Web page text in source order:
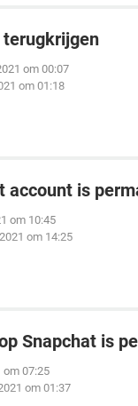
terugkrijgen
om 00:07
om 01:18
account is
om 10:45
om 14:25
Snapchat is
om 07:25
om 01:37